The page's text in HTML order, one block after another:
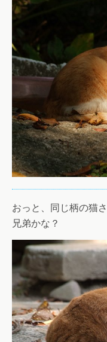
おっと、同じ柄の猫
兄弟かな？